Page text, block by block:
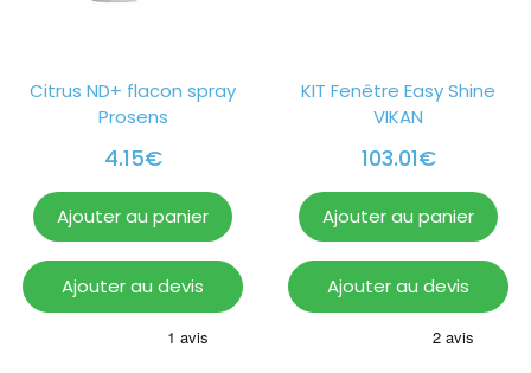
Citrus ND+ flacon spray
Prosens
4.15€
Ajouter au panier
Ajouter au devis
KIT Fenêtre Easy Shine
VIKAN
103.01€
Ajouter au panier
Ajouter au devis